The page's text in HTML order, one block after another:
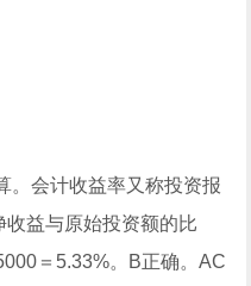
。会计收益率又称投资报
益与原始投资额的比
＝5.33%。B正确。AC